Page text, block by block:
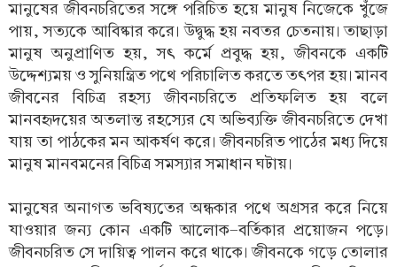
মানুষের জীবনচরিতের সঙ্গে পরিচিত হয়ে মানুষ নিজেকে খুঁজে
পায়, সত্যকে আবিষ্কার করে। উদ্বুদ্ধ হয় নবতর চেতনায়। তাছাড়া
মানুষ অনুপ্রাণিত হয়, সৎ কর্মে প্রবুদ্ধ হয়, জীবনকে একটি
উদ্দেশ্যময় ও সুনিয়ন্ত্রিত পথে পরিচালিত করতে তৎপর হয়। মানব
জীবনের বিচিত্র রহস্য জীবনচরিতে প্রতিফলিত হয় বলে
মানবহৃদয়ের অতলান্ত রহস্যের যে অভিব্যক্তি জীবনচরিতে দেখা
যায় তা পাঠকের মন আকর্ষণ করে। জীবনচরিত পাঠের মধ্য দিয়ে
মানুষ মানবমনের বিচিত্র সমস্যার সমাধান ঘটায়।
মানুষের অনাগত ভবিষ্যতের অন্ধকার পথে অগ্রসর করে নিয়ে
যাওয়ার জন্য কোন একটি আলোক-বর্তিকার প্রয়োজন পড়ে।
জীবনচরিত সে দায়িত্ব পালন করে থাকে। জীবনকে গড়ে তোলার